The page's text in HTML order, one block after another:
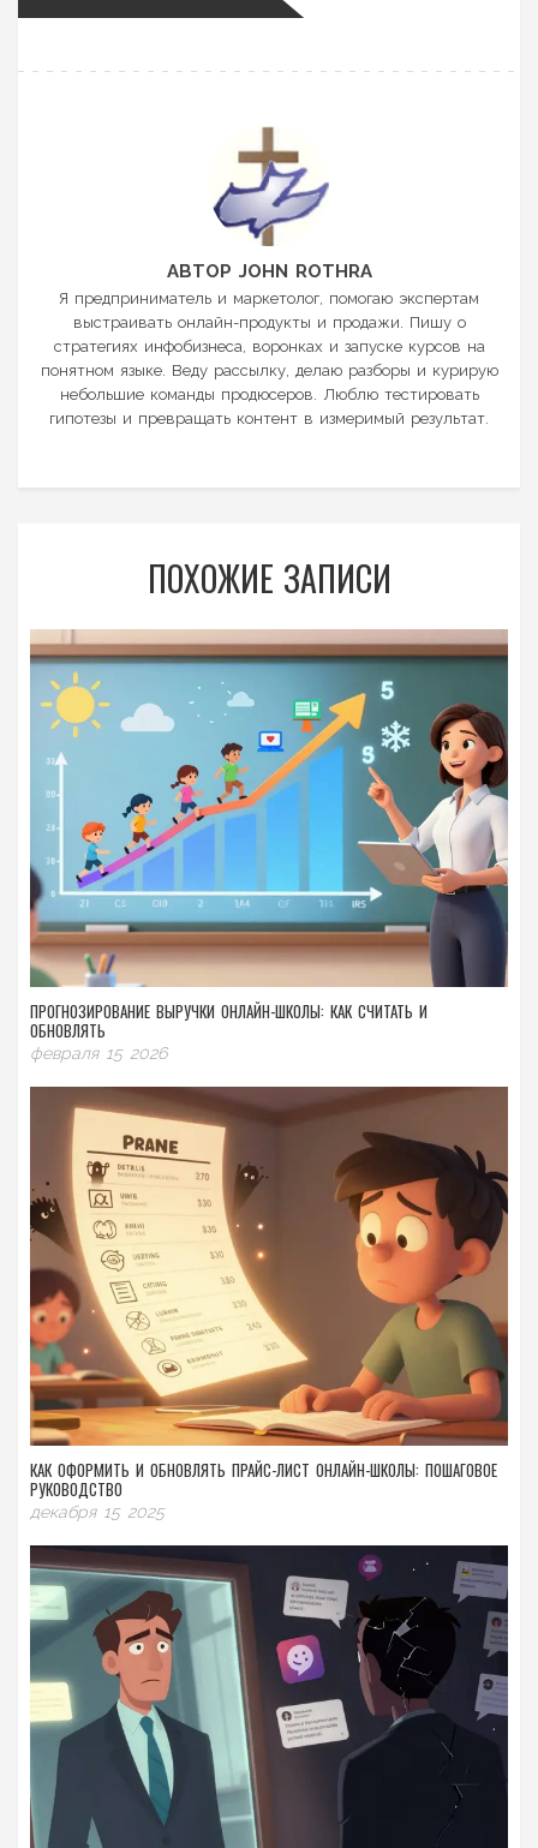
АВТОР JOHN ROTHRA
Я предприниматель и маркетолог, помогаю экспертам
выстраивать онлайн-продукты и продажи. Пишу о
стратегиях инфобизнеса, воронках и запуске курсов на
понятном языке. Веду рассылку, делаю разборы и курирую
небольшие команды продюсеров. Люблю тестировать
гипотезы и превращать контент в измеримый результат.
ПОХОЖИЕ ЗАПИСИ
ПРОГНОЗИРОВАНИЕ ВЫРУЧКИ ОНЛАЙН-ШКОЛЫ: КАК СЧИТАТЬ И
ОБНОВЛЯТЬ
февраля 15 2026
КАК ОФОРМИТЬ И ОБНОВЛЯТЬ ПРАЙС-ЛИСТ ОНЛАЙН-ШКОЛЫ: ПОШАГОВОЕ
РУКОВОДСТВО
декабря 15 2025